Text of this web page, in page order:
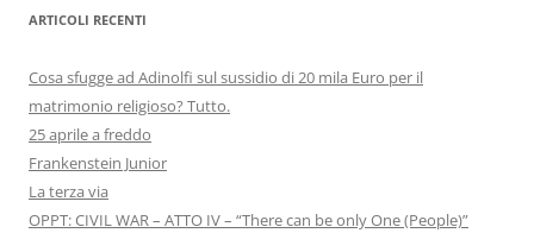
ARTICOLI RECENTI
Cosa sfugge ad Adinolfi sul sussidio di 20 mila Euro per il
matrimonio religioso? Tutto.
25 aprile a freddo
Frankenstein Junior
La terza via
OPPT: CIVIL WAR – ATTO IV – “There can be only One (People)”